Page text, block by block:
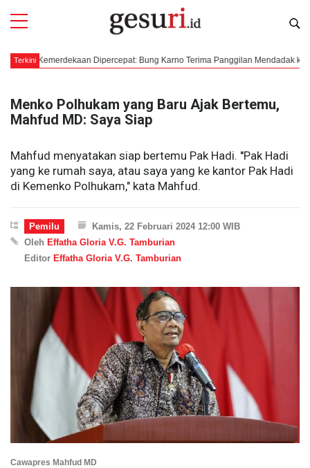
Terkini Dipercepat: Bung Karno Terima Panggilan Mendadak ke Dalat
Menko Polhukam yang Baru Ajak Bertemu,
Mahfud MD: Saya Siap
Mahfud menyatakan siap bertemu Pak Hadi. ''Pak Hadi
yang ke rumah saya, atau saya yang ke kantor Pak Hadi
di Kemenko Polhukam," kata Mahfud.
Pemilu
Kamis, 22 Februari 2024 12:00 WIB
Oleh Effatha Gloria V.G. Tamburian
Editor Effatha Gloria V.G. Tamburian
Cawapres Mahfud MD